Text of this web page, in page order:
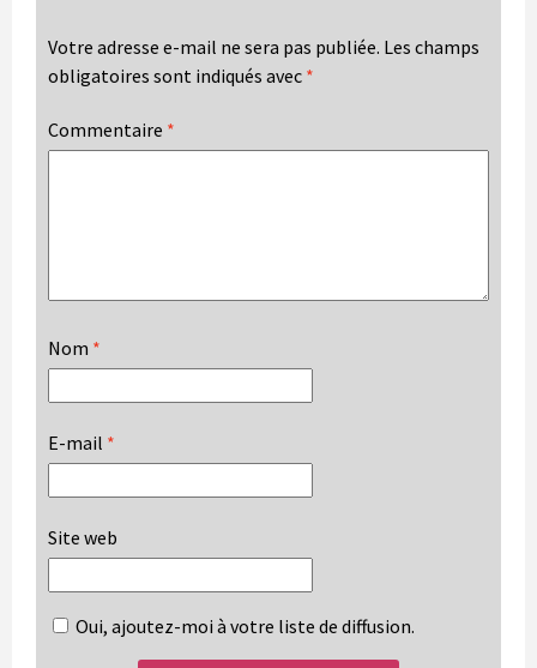
Votre adresse e-mail ne sera pas publiée. Les champs
obligatoires sont indiqués avec *
Commentaire *
Nom *
E-mail *
Site web
Oui, ajoutez-moi à votre liste de diffusion.